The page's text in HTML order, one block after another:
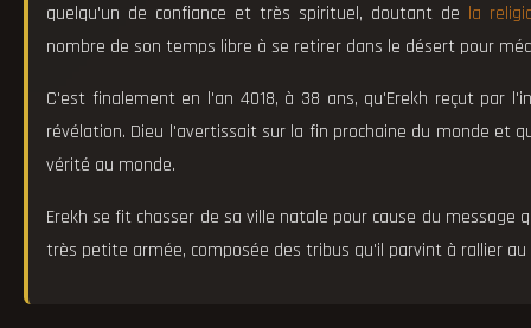
quelqu'un de confiance et très spirituel, doutant de la
nombre de son temps libre à se retirer dans le désert pour
C'est finalement en l'an 4018, à 38 ans, qu'Erekh reçut par
révélation. Dieu l'avertissait sur la fin prochaine du monde et
vérité au monde.
Erekh se fit chasser de sa ville natale pour cause du message
très petite armée, composée des tribus qu'il parvint à rallier au